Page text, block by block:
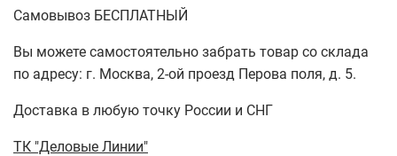
Самовывоз БЕСПЛАТНЫЙ
Вы можете самостоятельно забрать товар со склада
по адресу: г. Москва, 2-ой проезд Перова поля, д. 5.
Доставка в любую точку России и СНГ
ТК "Деловые Линии"